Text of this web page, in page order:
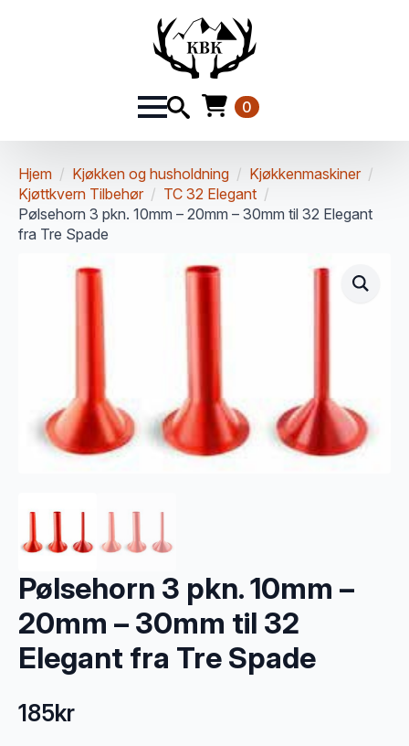
0
Hjem Kjøkken og husholdning
Kjøkkenmaskiner
Kjøttkvern Tilbehør
TC 32 Elegant
Pølsehorn 3 pkn. 10mm – 20mm – 30mm til 32 Elegant
fra Tre Spade
Pølsehorn 3 pkn. 10mm –
20mm – 30mm til 32
Elegant fra Tre Spade
185kr